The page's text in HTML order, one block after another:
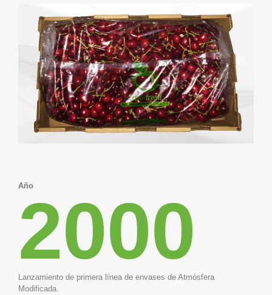
Año
2000
Lanzamiento de primera línea de envases de Atmósfera
Modificada.